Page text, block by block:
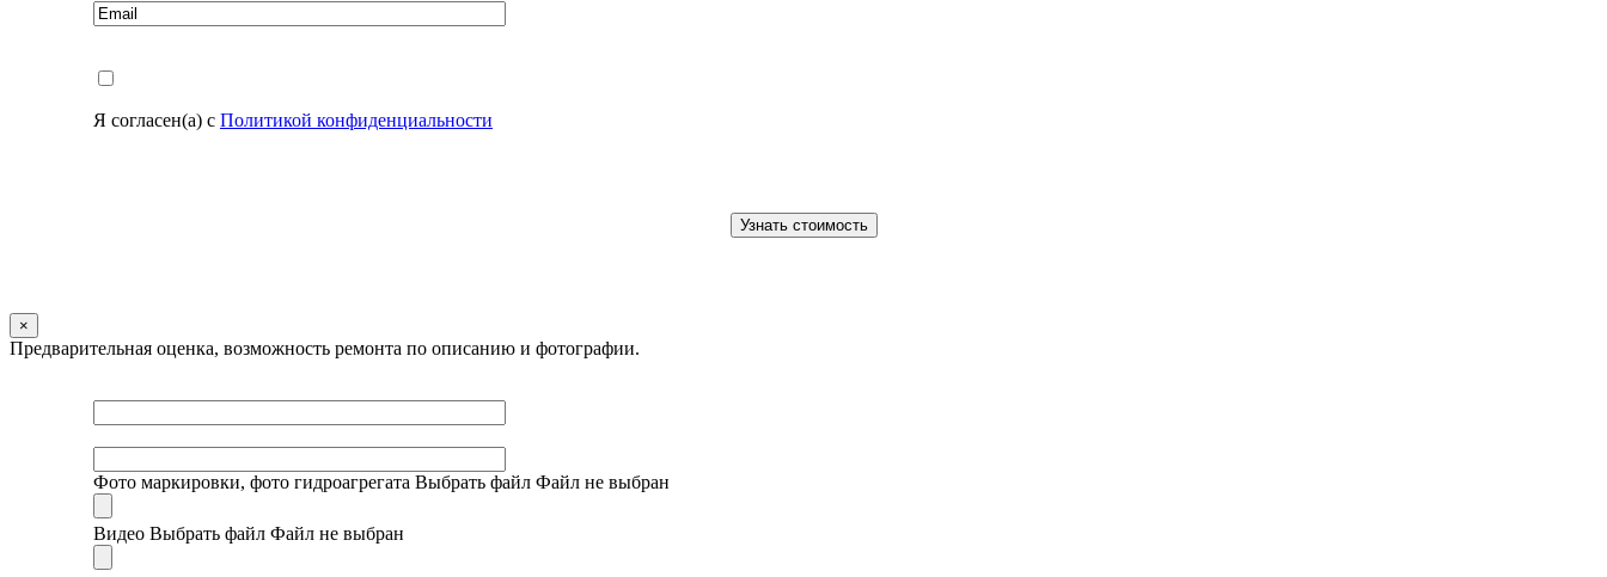
Я согласен(а) с Политикой конфиденциальности
×
Предварительная оценка, возможность ремонта по описанию и фотографии.
Фото маркировки, фото гидроагрегата Выбрать файл Файл не выбран
Видео Выбрать файл Файл не выбран